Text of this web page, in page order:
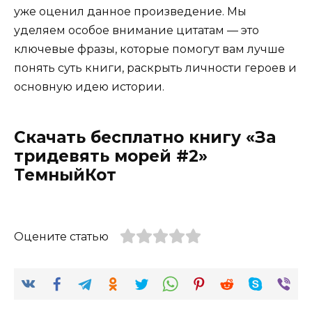
уже оценил данное произведение. Мы
уделяем особое внимание цитатам — это
ключевые фразы, которые помогут вам лучше
понять суть книги, раскрыть личности героев и
основную идею истории.
Скачать бесплатно книгу «За
тридевять морей #2»
ТемныйКот
Оцените статью